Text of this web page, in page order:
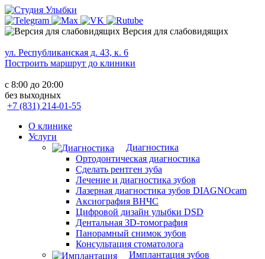
Версия для слабовидящих
ул. Республиканская д. 43, к. 6
Построить маршрут до клиники
с 8:00 до 20:00
без выходных
+7 (831) 214-01-55
О клинике
Услуги
Диагностика
Ортодонтическая диагностика
Сделать рентген зуба
Лечение и диагностика зубов
Лазерная диагностика зубов DIAGNOcam
Аксиография ВНЧС
Цифровой дизайн улыбки DSD
Дентальная 3D-томография
Панорамный снимок зубов
Консультация стоматолога
Имплантация зубов